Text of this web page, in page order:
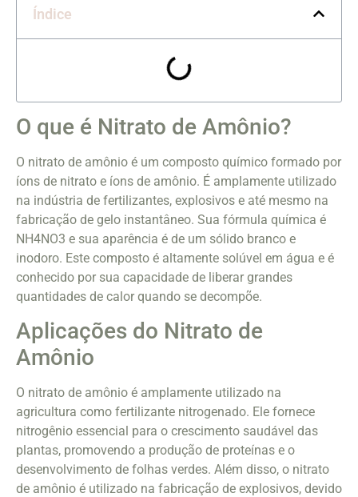
Índice
O que é Nitrato de Amônio?
O nitrato de amônio é um composto químico formado por
íons de nitrato e íons de amônio. É amplamente utilizado
na indústria de fertilizantes, explosivos e até mesmo na
fabricação de gelo instantâneo. Sua fórmula química é
NH4NO3 e sua aparência é de um sólido branco e
inodoro. Este composto é altamente solúvel em água e é
conhecido por sua capacidade de liberar grandes
quantidades de calor quando se decompõe.
Aplicações do Nitrato de
Amônio
O nitrato de amônio é amplamente utilizado na
agricultura como fertilizante nitrogenado. Ele fornece
nitrogênio essencial para o crescimento saudável das
plantas, promovendo a produção de proteínas e o
desenvolvimento de folhas verdes. Além disso, o nitrato
de amônio é utilizado na fabricação de explosivos, devido